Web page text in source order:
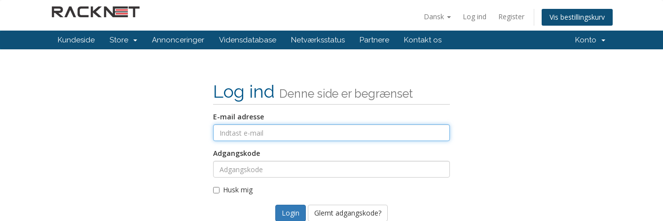
Dansk Log ind Register Vis bestillingskurv
Kundeside Store Annonceringer Vidensdatabase Netværksstatus Partnere Kontakt os Konto
Log ind Denne side er begrænset
E-mail adresse
Adgangskode
Husk mig
Glemt adgangskode?